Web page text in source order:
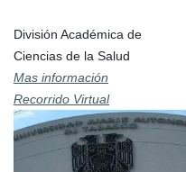
División Académica de
Ciencias de la Salud
Mas información
Recorrido Virtual